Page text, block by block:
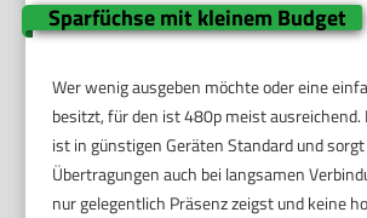
Sparfüchse mit kleinem Budget
Wer wenig ausgeben möchte oder eine
besitzt, für den ist 480p meist ausreichend.
ist in günstigen Geräten Standard und
Übertragungen auch bei langsamen
nur gelegentlich Präsenz zeigst und keine